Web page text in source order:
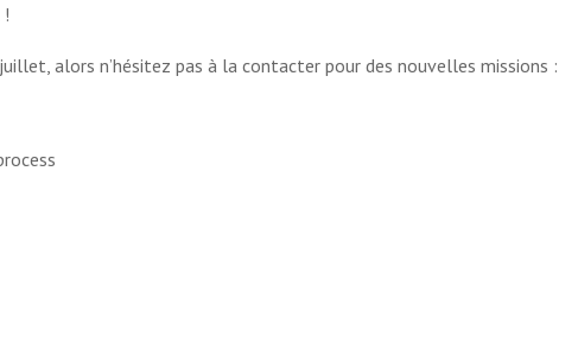
alors n’hésitez pas à la contacter pour des nouvelles missions :